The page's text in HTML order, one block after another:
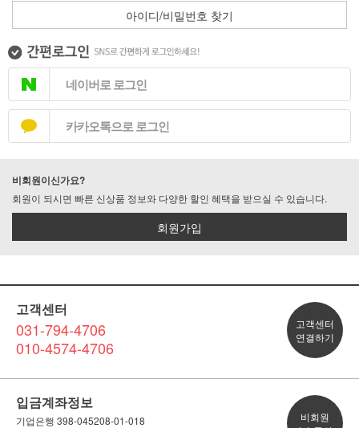
아이디/비밀번호 찾기
네이버로 로그인
카카오톡으로 로그인
비회원이신가요?
회원이 되시면 빠른 신상품 정보와 다양한 할인 혜택을 받으실 수 있습니다.
회원가입
고객센터
031-794-4706
010-4574-4706
고객센터
연결하기
입금계좌정보
기업은행 398-045208-01-018
비회원